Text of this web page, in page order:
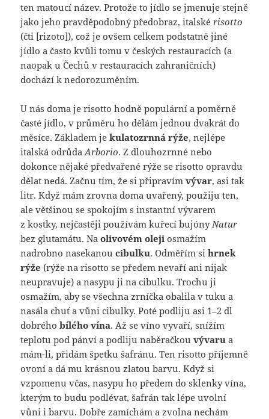
ten matoucí název. Protože to jídlo se jmenuje stejně
jako jeho pravděpodobný předobraz, italskérisotto
(čti [rizoto]), což je ovšem celkem podstatně jiné
jídlo a často kvůli tomu v českých restauracích (a
naopak u Čechů v restauracích zahraničních)
dochází k nedorozuměním.
U nás doma je risotto hodně populární a poměrně
časté jídlo, v průměru ho dělám jednou dvakrát do
měsíce. Základem jekulatozrnná rýže, nejlépe
italská odrůdaArborio. Z dlouhozrnné nebo
dokonce nějaké předvařené rýže se risotto opravdu
dělat nedá. Začnu tím, že si připravímvývar, asi tak
litr. Když mám zrovna doma uvařený, použiju ten,
ale většinou se spokojím s instantní vývarem
z kostky, nejčastěji používám kuřecí bujónyNatur
bez glutamátu. Naolivovém oleji osmažím
nadrobno nasekanoucibulku. Odměřím sihrnek
rýže (rýže na risotto se předem nevaří ani nijak
neupravuje) a nasypu ji na cibulku. Trochu ji
osmažím, aby se všechna zrníčka obalila v tuku a
nasála chuť a vůni cibulky. Poté podliju asi 1–2 dl
dobréhobílého vína. Až se víno vyvaří, snížím
teplotu pod pánví a podliju naběračkouvývaru a
mám-li, přidám špetku šafránu. Ten risotto příjemně
ovoní a dá mu krásnou zlatou barvu. Když si
vzpomenu včas, nasypu ho předem do sklenky vína,
kterým to budu podlévat, šafrán tak lépe uvolní
vůni i barvu. Dobře zamíchám a zvolna nechám